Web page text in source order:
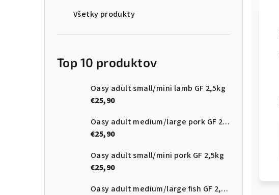
Všetky produkty
Top 10 produktov
Oasy adult small/mini lamb GF 2,5kg
€25,90
Oasy adult medium/large pork GF 2,5kg
€25,90
Oasy adult small/mini pork GF 2,5kg
€25,90
Oasy adult medium/large fish GF 2,5kg